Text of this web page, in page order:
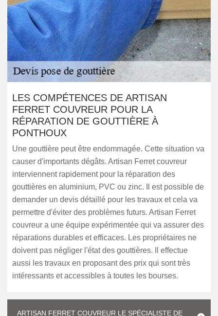
LES COMPÉTENCES DE ARTISAN
FERRET COUVREUR POUR LA
RÉPARATION DE GOUTTIÈRE À
PONTHOUX
Une gouttière peut être endommagée. Cette situation va
causer d'importants dégâts. Artisan Ferret couvreur
interviennent rapidement pour la réparation des
gouttières en aluminium, PVC ou zinc. Il est possible de
demander un devis détaillé pour les travaux et cela va
permettre d'éviter des problèmes futurs. Artisan Ferret
couvreur a une équipe expérimentée qui va assurer des
réparations durables et efficaces. Les propriétaires ne
doivent pas négliger l'état des gouttières. Il effectue
aussi les travaux en proposant des prix qui sont très
intéressants et accessibles à toutes les bourses.
ARTISAN FERRET COUVREUR LE SPÉCIALISTE DE